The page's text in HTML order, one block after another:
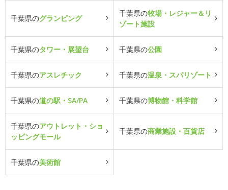
千葉県のグランピング
千葉県の牧場・レジャー＆リ
ゾート施設
千葉県のタワー・展望台 千葉県の公園
千葉県のアスレチック 千葉県の温泉・スパリゾート
千葉県の道の駅・SA/PA 千葉県の博物館・科学館
千葉県のアウトレット・ショ
ッピングモール
千葉県の商業施設・百貨店
千葉県の美術館